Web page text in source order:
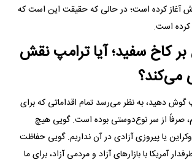
آغاز کرده است؛ در حالی که حقیقت این است که
است.
بر کاخ سفید؛ آیا ترامپ نقش
می‌کند؟
گوش دهید، به نظر می‌رسد تمام اقداماتی که برای
صرفاً از سر نوع‌دوستی بوده است. گویی هیچ
یا پیروزی آزادی در آن نداریم. گویی حفاظت
آمریکا با بازار‌های آزاد و مردمی آزاد، برای ما